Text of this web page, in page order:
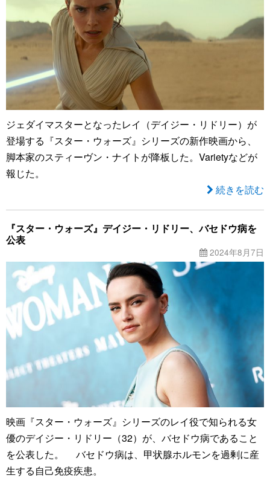
ジェダイマスターとなったレイ（デイジー・リドリー）が
登場する『スター・ウォーズ』シリーズの新作映画から、
脚本家のスティーヴン・ナイトが降板した。Varietyなどが
報じた。
続きを読む
『スター・ウォーズ』デイジー・リドリー、バセドウ病を
公表
2024年8月7日
映画『スター・ウォーズ』シリーズのレイ役で知られる女
優のデイジー・リドリー（32）が、バセドウ病であること
を公表した。 バセドウ病は、甲状腺ホルモンを過剰に産
生する自己免疫疾患。